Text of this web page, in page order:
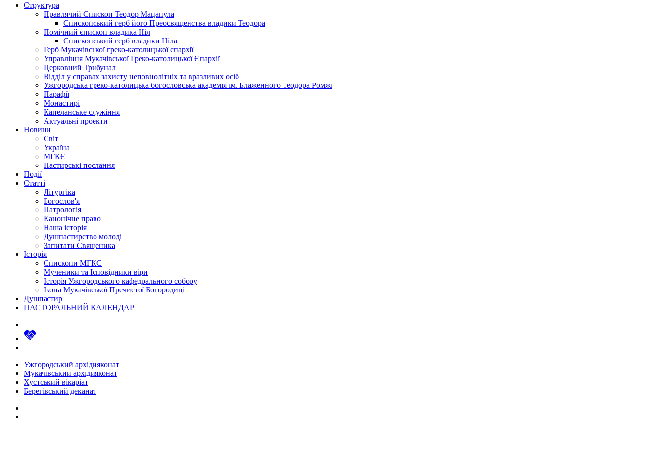
Структура
Правлячий Єпископ Теодор Мацапула
Єпископський герб його Преосвященства владики Теодора
Помічний єпископ владика Ніл
Єпископський герб владики Ніла
Герб Мукачівської греко-католицької єпархії
Управління Мукачівської Греко-католицької Єпархії
Церковний Трибунал
Відділ у справах захисту неповнолітніх та вразливих осіб
Ужгородська греко-католицька богословська академія ім. Блаженного Теодора Ромжі
Парафії
Монастирі
Капеланське служіння
Актуальні проекти
Новини
Світ
Україна
МГКЄ
Пастирські послання
Події
Статті
Літургіка
Богослов'я
Патрологія
Канонічне право
Наша історія
Душпастирство молоді
Запитати Священика
Історія
Єпископи МГКЄ
Мученики та Ісповідники віри
Історія Ужгородського кафедрального собору
Ікона Мукачівської Пречистої Богородиці
Душпастир
ПАСТОРАЛЬНИЙ КАЛЕНДАР
Ужгородський архідияконат
Мукачівський архідияконат
Хустський вікаріат
Берегівський деканат